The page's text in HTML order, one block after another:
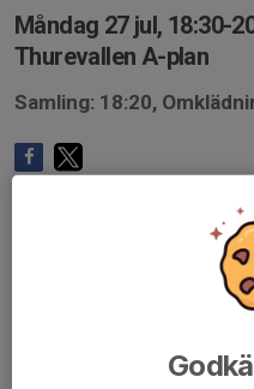
Måndag 27 jul, 18:30-
Thurevallen A-plan
Samling: 18:20,